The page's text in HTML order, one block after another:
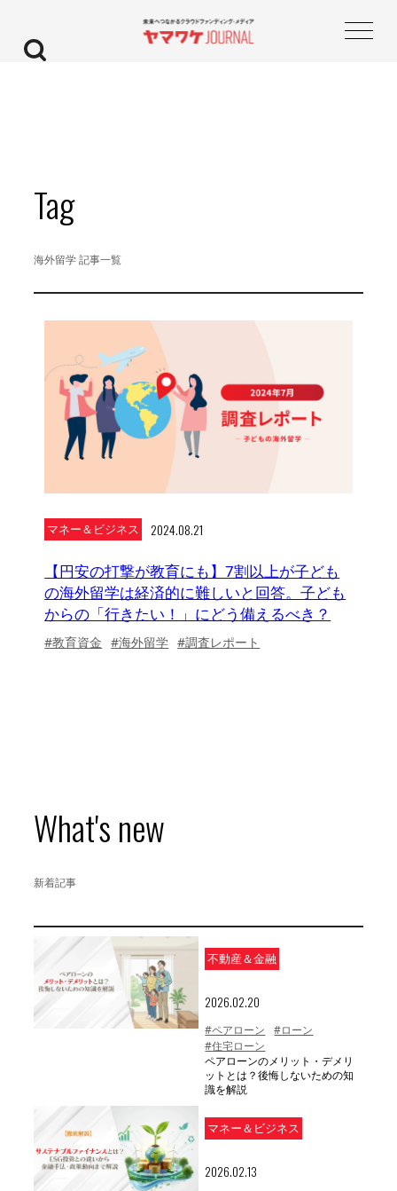
Tag
海外留学 記事一覧
マネー＆ビジネス 2024.08.21
【円安の打撃が教育にも】7割以上が子ども
の海外留学は経済的に難しいと回答。子ども
からの「行きたい！」にどう備えるべき？
#教育資金 #海外留学 #調査レポート
What's new
新着記事
不動産＆金融
2026.02.20
#ペアローン
#ローン
#住宅ローン
ペアローンのメリット・デメリ
ットとは？後悔しないための知
識を解説
マネー＆ビジネス
2026.02.13